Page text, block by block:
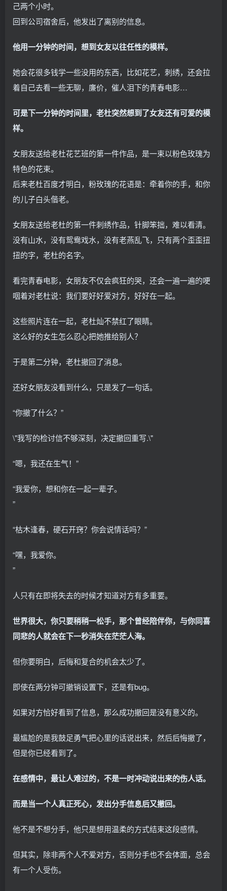
己两个小时。
回到公司宿舍后，他发出了离别的信息。
他用一分钟的时间，想到女友以往任性的模样。
她会花很多钱学一些没用的东西，比如花艺，刺绣，还会拉
着自己去看一些无聊，廉价，催人泪下的青春电影…
可是下一分钟的时间里，老杜突然想到了女友还有可爱的模
样。
女朋友送给老杜花艺班的第一件作品，是一束以粉色玫瑰为
特色的花束。
后来老杜百度才明白，粉玫瑰的花语是：牵着你的手，和你
的儿子白头偕老。
女朋友送给老杜的第一件刺绣作品，针脚笨拙，难以看清。
没有山水，没有鸳鸯戏水，没有老燕乱飞，只有两个歪歪扭
扭的字，老杜的名字。
看完青春电影，女朋友不仅会疯狂的哭，还会一遍一遍的哽
咽着对老杜说：我们要好好爱对方，好好在一起。
这些照片连在一起，老杜灿不禁红了眼睛。
这么好的女生怎么忍心把她推给别人？
于是第二分钟，老杜撤回了消息。
还好女朋友没看到什么，只是发了一句话。
“你撤了什么？”
\"我写的检讨信不够深刻，决定撤回重写.\"
“嗯，我还在生气！”
“我爱你，想和你在一起一辈子。
”
“枯木逢春，硬石开窍？你会说情话吗？”
“嘿，我爱你。
”
人只有在即将失去的时候才知道对方有多重要。
世界很大，你只要稍稍一松手，那个曾经陪伴你，与你同喜
同悲的人就会在下一秒消失在茫茫人海。
但你要明白，后悔和复合的机会太少了。
即使在两分钟可撤销设置下，还是有bug。
如果对方恰好看到了信息，那么成功撤回是没有意义的。
最尴尬的是我鼓足勇气把心里的话说出来，然后后悔撤了，
但是你已经看到了。
在感情中，最让人难过的，不是一时冲动说出来的伤人话。
而是当一个人真正死心，发出分手信息后又撤回。
他不是不想分手，他只是想用温柔的方式结束这段感情。
但其实，除非两个人不爱对方，否则分手也不会体面，总会
有一个人受伤。